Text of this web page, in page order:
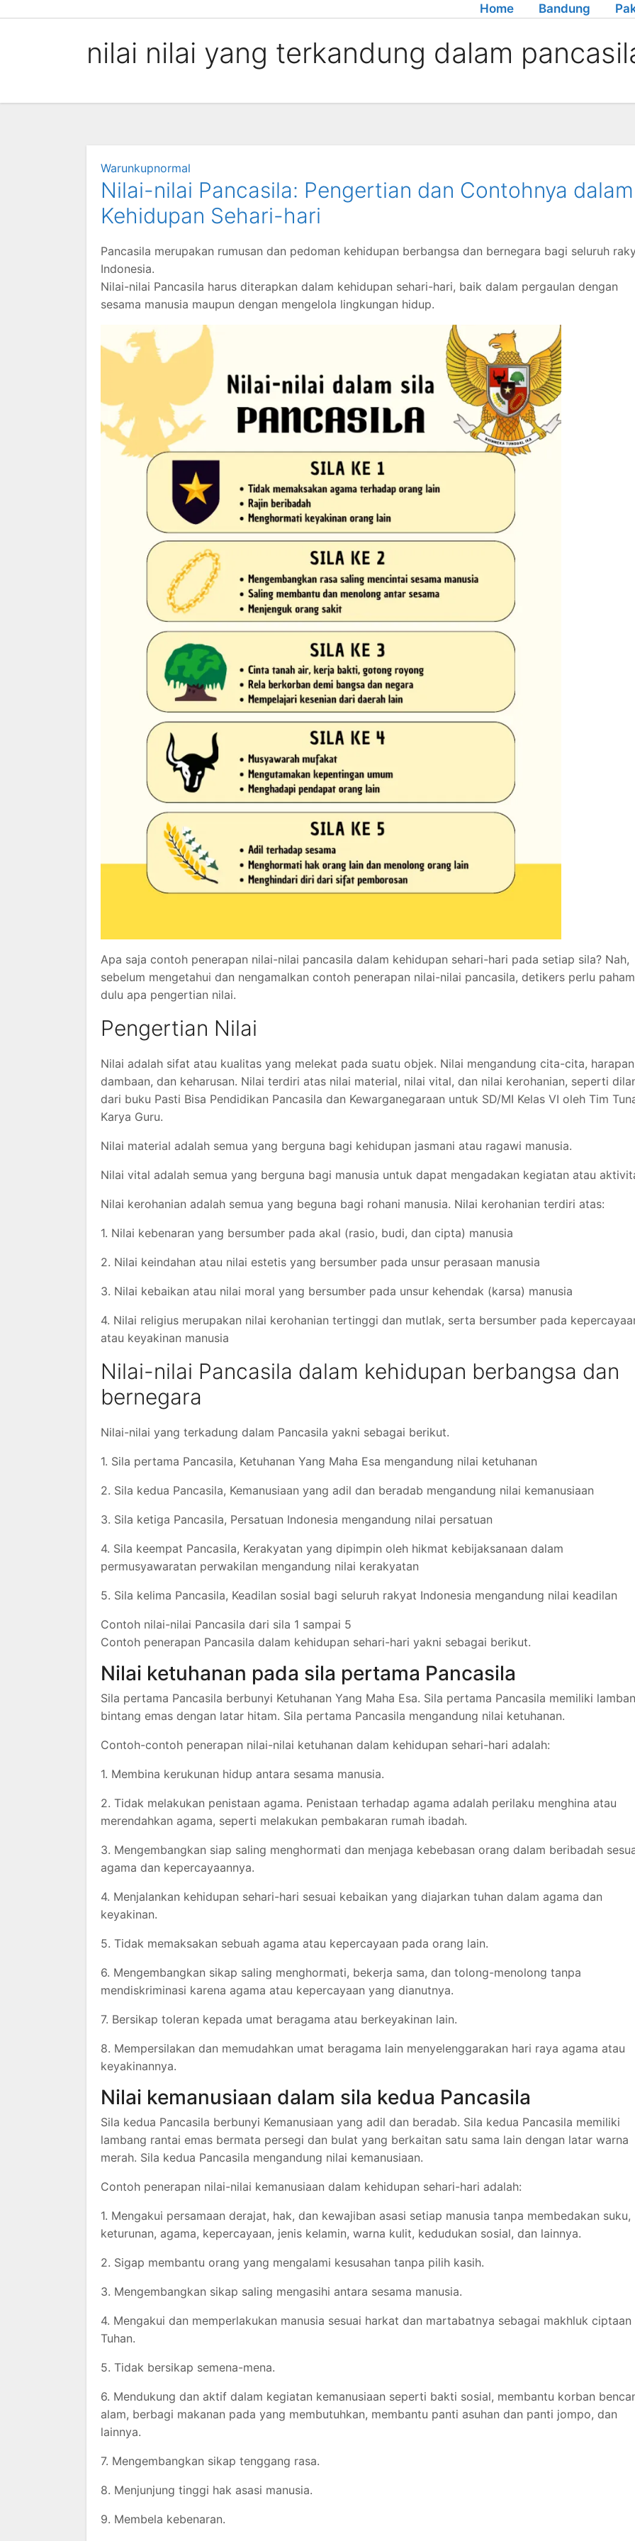
Home Bandung
nilai nilai yang terkandung dalam
Warunkupnormal
Nilai-nilai Pancasila: Pengertian dan Contohnya dalam
Kehidupan Sehari-hari
Pancasila merupakan rumusan dan pedoman kehidupan berbangsa dan bernegara bagi seluruh
Indonesia.
Nilai-nilai Pancasila harus diterapkan dalam kehidupan sehari-hari, baik dalam pergaulan dengan
sesama manusia maupun dengan mengelola lingkungan hidup.
Apa saja contoh penerapan nilai-nilai pancasila dalam kehidupan sehari-hari pada setiap sila? Nah,
sebelum mengetahui dan nengamalkan contoh penerapan nilai-nilai pancasila, detikers perlu paham
dulu apa pengertian nilai.
Pengertian Nilai
Nilai adalah sifat atau kualitas yang melekat pada suatu objek. Nilai mengandung cita-cita,
dambaan, dan keharusan. Nilai terdiri atas nilai material, nilai vital, dan nilai kerohanian, seperti
dari buku Pasti Bisa Pendidikan Pancasila dan Kewarganegaraan untuk SD/MI Kelas VI oleh Tim
Karya Guru.
Nilai material adalah semua yang berguna bagi kehidupan jasmani atau ragawi manusia.
Nilai vital adalah semua yang berguna bagi manusia untuk dapat mengadakan kegiatan atau
Nilai kerohanian adalah semua yang beguna bagi rohani manusia. Nilai kerohanian terdiri atas:
1. Nilai kebenaran yang bersumber pada akal (rasio, budi, dan cipta) manusia
2. Nilai keindahan atau nilai estetis yang bersumber pada unsur perasaan manusia
3. Nilai kebaikan atau nilai moral yang bersumber pada unsur kehendak (karsa) manusia
4. Nilai religius merupakan nilai kerohanian tertinggi dan mutlak, serta bersumber pada
atau keyakinan manusia
Nilai-nilai Pancasila dalam kehidupan berbangsa dan
bernegara
Nilai-nilai yang terkadung dalam Pancasila yakni sebagai berikut.
1. Sila pertama Pancasila, Ketuhanan Yang Maha Esa mengandung nilai ketuhanan
2. Sila kedua Pancasila, Kemanusiaan yang adil dan beradab mengandung nilai kemanusiaan
3. Sila ketiga Pancasila, Persatuan Indonesia mengandung nilai persatuan
4. Sila keempat Pancasila, Kerakyatan yang dipimpin oleh hikmat kebijaksanaan dalam
permusyawaratan perwakilan mengandung nilai kerakyatan
5. Sila kelima Pancasila, Keadilan sosial bagi seluruh rakyat Indonesia mengandung nilai keadilan
Contoh nilai-nilai Pancasila dari sila 1 sampai 5
Contoh penerapan Pancasila dalam kehidupan sehari-hari yakni sebagai berikut.
Nilai ketuhanan pada sila pertama Pancasila
Sila pertama Pancasila berbunyi Ketuhanan Yang Maha Esa. Sila pertama Pancasila memiliki
bintang emas dengan latar hitam. Sila pertama Pancasila mengandung nilai ketuhanan.
Contoh-contoh penerapan nilai-nilai ketuhanan dalam kehidupan sehari-hari adalah:
1. Membina kerukunan hidup antara sesama manusia.
2. Tidak melakukan penistaan agama. Penistaan terhadap agama adalah perilaku menghina atau
merendahkan agama, seperti melakukan pembakaran rumah ibadah.
3. Mengembangkan siap saling menghormati dan menjaga kebebasan orang dalam beribadah
agama dan kepercayaannya.
4. Menjalankan kehidupan sehari-hari sesuai kebaikan yang diajarkan tuhan dalam agama dan
keyakinan.
5. Tidak memaksakan sebuah agama atau kepercayaan pada orang lain.
6. Mengembangkan sikap saling menghormati, bekerja sama, dan tolong-menolong tanpa
mendiskriminasi karena agama atau kepercayaan yang dianutnya.
7. Bersikap toleran kepada umat beragama atau berkeyakinan lain.
8. Mempersilakan dan memudahkan umat beragama lain menyelenggarakan hari raya agama atau
keyakinannya.
Nilai kemanusiaan dalam sila kedua Pancasila
Sila kedua Pancasila berbunyi Kemanusiaan yang adil dan beradab. Sila kedua Pancasila memiliki
lambang rantai emas bermata persegi dan bulat yang berkaitan satu sama lain dengan latar warna
merah. Sila kedua Pancasila mengandung nilai kemanusiaan.
Contoh penerapan nilai-nilai kemanusiaan dalam kehidupan sehari-hari adalah:
1. Mengakui persamaan derajat, hak, dan kewajiban asasi setiap manusia tanpa membedakan suku,
keturunan, agama, kepercayaan, jenis kelamin, warna kulit, kedudukan sosial, dan lainnya.
2. Sigap membantu orang yang mengalami kesusahan tanpa pilih kasih.
3. Mengembangkan sikap saling mengasihi antara sesama manusia.
4. Mengakui dan memperlakukan manusia sesuai harkat dan martabatnya sebagai makhluk ciptaan
Tuhan.
5. Tidak bersikap semena-mena.
6. Mendukung dan aktif dalam kegiatan kemanusiaan seperti bakti sosial, membantu korban
alam, berbagi makanan pada yang membutuhkan, membantu panti asuhan dan panti jompo, dan
lainnya.
7. Mengembangkan sikap tenggang rasa.
8. Menjunjung tinggi hak asasi manusia.
9. Membela kebenaran.